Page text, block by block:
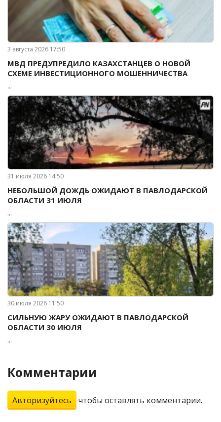
3 августа 2026 17:50
МВД ПРЕДУПРЕДИЛО КАЗАХСТАНЦЕВ О НОВОЙ
СХЕМЕ ИНВЕСТИЦИОННОГО МОШЕННИЧЕСТВА
...
31 июля 2026 14:50
НЕБОЛЬШОЙ ДОЖДЬ ОЖИДАЮТ В ПАВЛОДАРСКОЙ
ОБЛАСТИ 31 ИЮЛЯ
...
30 июля 2026 11:50
СИЛЬНУЮ ЖАРУ ОЖИДАЮТ В ПАВЛОДАРСКОЙ
ОБЛАСТИ 30 ИЮЛЯ
...
Комментарии
Авторизуйтесь чтобы оставлять комментарии.